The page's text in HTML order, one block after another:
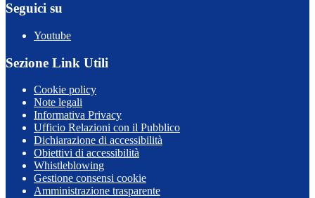
Seguici su
Youtube
Sezione Link Utili
Cookie policy
Note legali
Informativa Privacy
Ufficio Relazioni con il Pubblico
Dichiarazione di accessibilità
Obiettivi di accessibilità
Whistleblowing
Gestione consensi cookie
Amministrazione trasparente